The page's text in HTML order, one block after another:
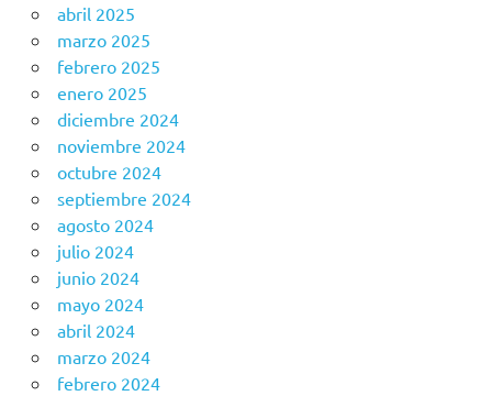
abril 2025
marzo 2025
febrero 2025
enero 2025
diciembre 2024
noviembre 2024
octubre 2024
septiembre 2024
agosto 2024
julio 2024
junio 2024
mayo 2024
abril 2024
marzo 2024
febrero 2024